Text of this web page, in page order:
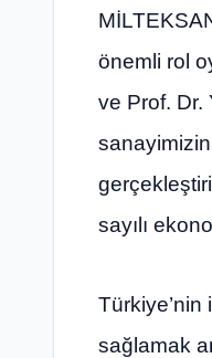
önemli rol
ve Prof. Dr.
sayılı
sağlamak